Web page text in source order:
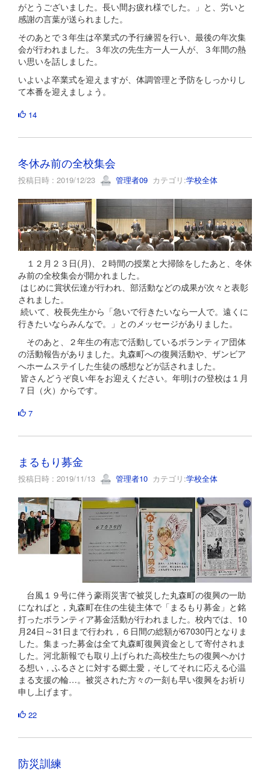
がとうございました。長い間お疲れ様でした。」と、労いと
感謝の言葉が送られました。
そのあとで３年生は卒業式の予行練習を行い、最後の年次集
会が行われました。３年次の先生方一人一人が、３年間の熱
い思いを話しました。
いよいよ卒業式を迎えますが、体調管理と予防をしっかりし
て本番を迎えましょう。
14
冬休み前の全校集会
投稿日時 : 2019/12/23 管理者09 カテゴリ:学校全体
１２月２３日(月)、２時間の授業と大掃除をしたあと、冬休
み前の全校集会が開かれました。
はじめに賞状伝達が行われ、部活動などの成果が次々と表彰
されました。
続いて、校長先生から「急いで行きたいなら一人で。遠くに
行きたいならみんなで。」とのメッセージがありました。
そのあと、２年生の有志で活動しているボランティア団体
の活動報告がありました。丸森町への復興活動や、ザンビア
へホームステイした生徒の感想などが話されました。
皆さんどうぞ良い年をお迎えください。年明けの登校は１月
７日（火）からです。
7
まるもり募金
投稿日時 : 2019/11/13 管理者10 カテゴリ:学校全体
台風１９号に伴う豪雨災害で被災した丸森町の復興の一助
になればと，丸森町在住の生徒主体で「まるもり募金」と銘
打ったボランティア募金活動が行われました。校内では、10
月24日～31日まで行われ，６日間の総額が67030円となりま
した。集まった募金は全て丸森町復興資金として寄付されま
した。河北新報でも取り上げられた高校生たちの復興へかけ
る想い，ふるさとに対する郷土愛，そしてそれに応える心温
まる支援の輪…。被災された方々の一刻も早い復興をお祈り
申し上げます。
22
防災訓練